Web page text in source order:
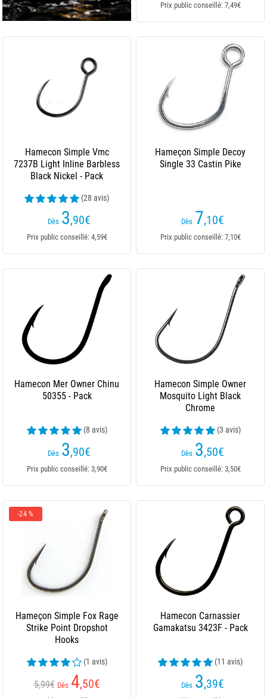
Prix public conseillé: 7,49€
Hamecon Simple Vmc
7237B Light Inline Barbless
Black Nickel - Pack
(28 avis)
Dès 3,90€
Prix public conseillé: 4,59€
Hameçon Simple Decoy
Single 33 Castin Pike
Dès 7,10€
Prix public conseillé: 7,10€
Hamecon Mer Owner Chinu
50355 - Pack
(8 avis)
Dès 3,90€
Prix public conseillé: 3,90€
Hamecon Simple Owner
Mosquito Light Black
Chrome
(3 avis)
Dès 3,50€
Prix public conseillé: 3,50€
-24 %
Hameçon Simple Fox Rage
Strike Point Dropshot
Hooks
(1 avis)
5,99€ Dès 4,50€
Hamecon Carnassier
Gamakatsu 3423F - Pack
(11 avis)
Dès 3,39€